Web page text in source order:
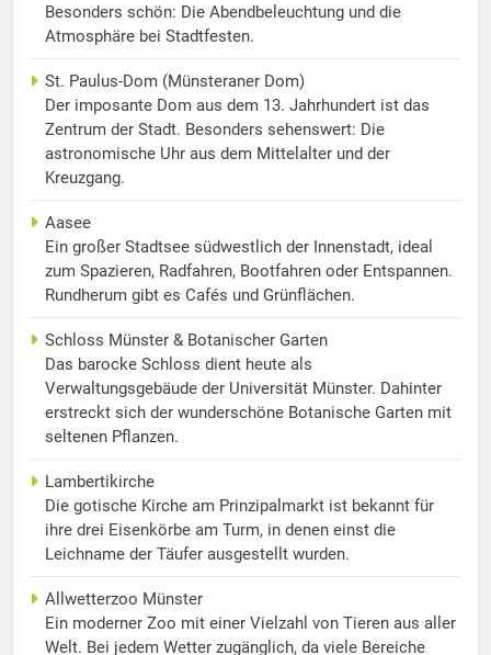
Besonders schön: Die Abendbeleuchtung und die
Atmosphäre bei Stadtfesten.
St. Paulus-Dom (Münsteraner Dom)
Der imposante Dom aus dem 13. Jahrhundert ist das
Zentrum der Stadt. Besonders sehenswert: Die
astronomische Uhr aus dem Mittelalter und der
Kreuzgang.
Aasee
Ein großer Stadtsee südwestlich der Innenstadt, ideal
zum Spazieren, Radfahren, Bootfahren oder Entspannen.
Rundherum gibt es Cafés und Grünflächen.
Schloss Münster & Botanischer Garten
Das barocke Schloss dient heute als
Verwaltungsgebäude der Universität Münster. Dahinter
erstreckt sich der wunderschöne Botanische Garten mit
seltenen Pflanzen.
Lambertikirche
Die gotische Kirche am Prinzipalmarkt ist bekannt für
ihre drei Eisenkörbe am Turm, in denen einst die
Leichname der Täufer ausgestellt wurden.
Allwetterzoo Münster
Ein moderner Zoo mit einer Vielzahl von Tieren aus aller
Welt. Bei jedem Wetter zugänglich, da viele Bereiche